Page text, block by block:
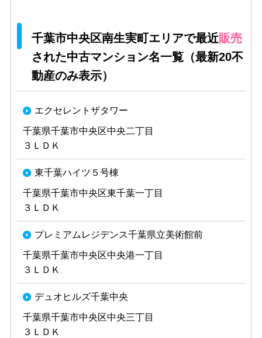
千葉市中央区南生実町エリアで最近販売
された中古マンション名一覧（最新20不
動産のみ表示）
エクセレントザタワー
千葉県千葉市中央区中央二丁目
３ＬＤＫ
東千葉ハイツ５号棟
千葉県千葉市中央区東千葉一丁目
３ＬＤＫ
プレミアムレジデンス千葉県立美術館前
千葉県千葉市中央区中央港一丁目
３ＬＤＫ
デュオヒルズ千葉中央
千葉県千葉市中央区中央三丁目
３ＬＤＫ